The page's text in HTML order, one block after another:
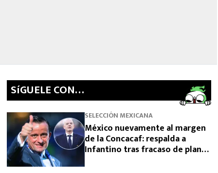
SíGUELE CON…
SELECCIÓN MEXICANA
México nuevamente al margen
de la Concacaf: respalda a
Infantino tras fracaso de plan